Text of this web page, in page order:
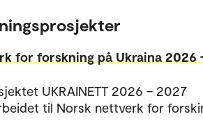
for forskning på Ukraina 2026
UKRAINETT 2026 – 2027
til Norsk nettverk for